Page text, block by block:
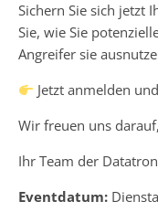
Sichern Sie sich jetzt
Sie, wie Sie
Angreifer sie
Jetzt anmelden
Wir freuen uns
Ihr Team der
Eventdatum: